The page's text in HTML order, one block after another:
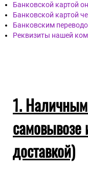
Банковской картой
Банковской картой
Банковским
Реквизиты нашей
1.
самовывозе
доставкой)